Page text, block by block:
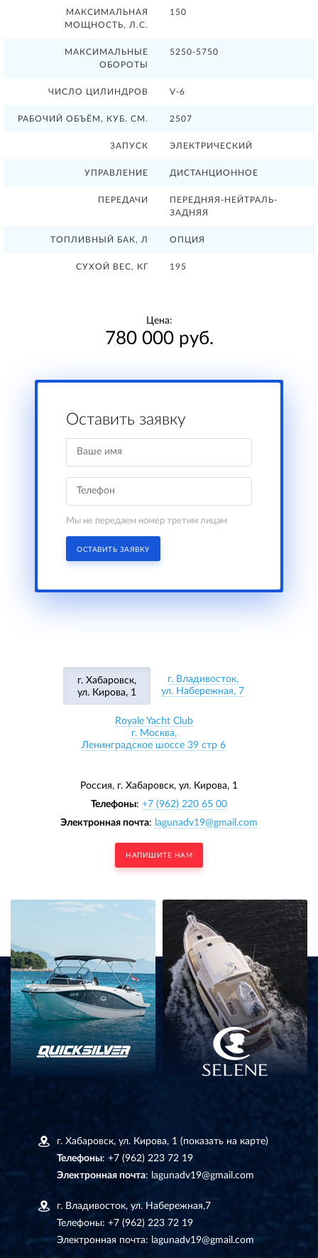
МАКСИМАЛЬНАЯ
МОЩНОСТЬ, Л.С.
150
МАКСИМАЛЬНЫЕ
ОБОРОТЫ
5250-5750
ЧИСЛО ЦИЛИНДРОВ V-6
РАБОЧИЙ ОБЪЁМ, КУБ. СМ. 2507
ЗАПУСК ЭЛЕКТРИЧЕСКИЙ
УПРАВЛЕНИЕ ДИСТАНЦИОННОЕ
ПЕРЕДАЧИ
ПЕРЕДНЯЯ-НЕЙТРАЛЬ-
ЗАДНЯЯ
ТОПЛИВНЫЙ БАК, Л ОПЦИЯ
СУХОЙ ВЕС, КГ 195
Цена:
780 000 руб.
Оставить заявку
Мы не передаем номер третим лицам
ОСТАВИТЬ ЗАЯВКУ
г. Хабаровск,
ул. Кирова, 1
г. Владивосток,
ул. Набережная, 7
Royale Yacht Club
г. Москва,
Ленинградское шоссе 39 стр 6
Россия, г. Хабаровск, ул. Кирова, 1
Телефоны: +7 (962) 220 65 00
Электронная почта: lagunadv19@gmail.com
НАПИШИТЕ НАМ
г. Хабаровск, ул. Кирова, 1 (показать на карте)
Телефоны: +7 (962) 223 72 19
Электронная почта: lagunadv19@gmail.com
г. Владивосток, ул. Набережная,7
Телефоны: +7 (962) 223 72 19
Электронная почта: lagunadv19@gmail.com